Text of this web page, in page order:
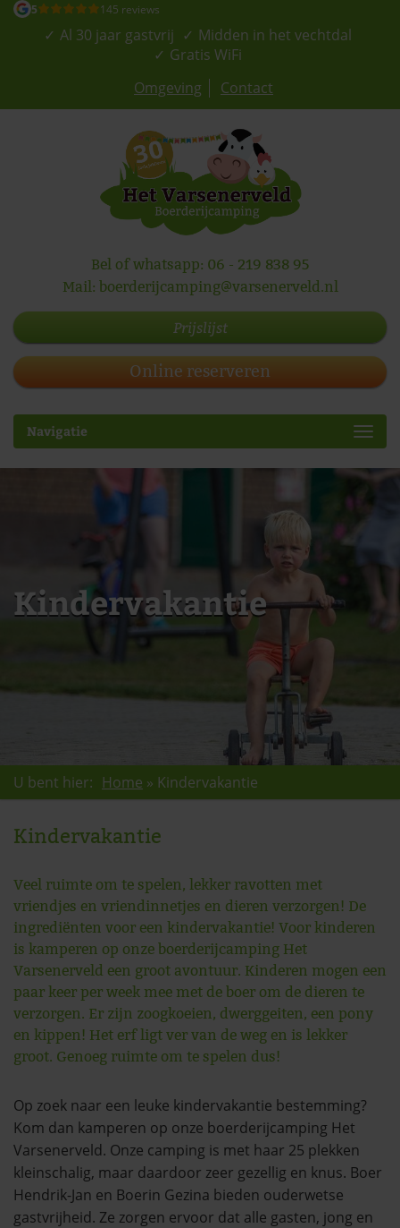
5 145 reviews
Al 30 jaar gastvrij
Midden in het vechtdal
Gratis WiFi
Omgeving
Contact
Bel of whatsapp: 06 - 219 838 95
Mail: boerderijcamping@varsenerveld.nl
Prijslijst
Online reserveren
Navigatie
Kindervakantie
U bent hier: Home » Kindervakantie
Kindervakantie
Veel ruimte om te spelen, lekker ravotten met
vriendjes en vriendinnetjes en dieren verzorgen! De
ingrediënten voor een kindervakantie! Voor kinderen
is kamperen op onze boerderijcamping Het
Varsenerveld een groot avontuur. Kinderen mogen een
paar keer per week mee met de boer om de dieren te
verzorgen. Er zijn zoogkoeien, dwerggeiten, een pony
en kippen! Het erf ligt ver van de weg en is lekker
groot. Genoeg ruimte om te spelen dus!
Op zoek naar een leuke kindervakantie bestemming?
Kom dan kamperen op onze boerderijcamping Het
Varsenerveld. Onze camping is met haar 25 plekken
kleinschalig, maar daardoor zeer gezellig en knus. Boer
Hendrik-Jan en Boerin Gezina bieden ouderwetse
gastvrijheid. Ze zorgen ervoor dat alle gasten, jong en